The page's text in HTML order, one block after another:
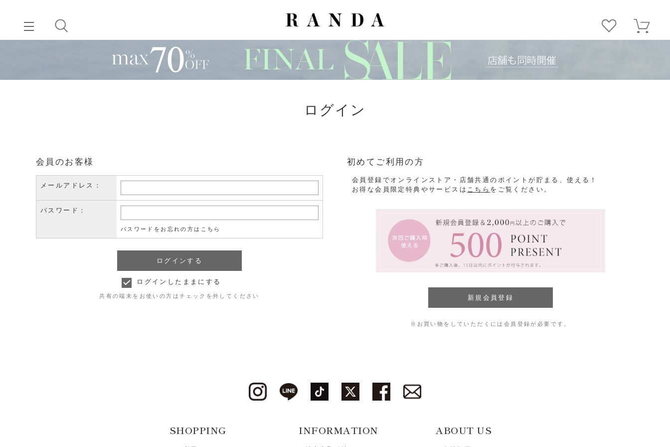
ログイン
会員のお客様
メールアドレス：
パスワード：
パスワードをお忘れの方はこちら
ログインしたままにする
共有の端末をお使いの方はチェックを外してください
初めてご利用の方
会員登録でオンラインストア・店舗共通のポイントが貯まる、使える！
お得な会員限定特典やサービスは こちら をご覧ください。
※お買い物をしていただくには会員登録が必要です。
SHOPPING INFORMATION ABOUT US